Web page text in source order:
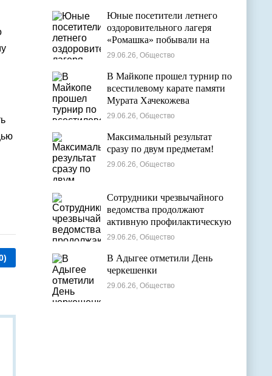
Юные посетители летнего
оздоровительного лагеря
«Ромашка» побывали на
экскурсии в Дондуковском
29.06.26, Общество
В Майкопе прошел турнир по
всестилевому карате памяти
Мурата Хачекожева
29.06.26, Общество
Максимальный результат
сразу по двум предметам!
29.06.26, Общество
Сотрудники чрезвычайного
ведомства продолжают
активную профилактическую
деятельность в детских
29.06.26, Общество
В Адыгее отметили День
черкешенки
29.06.26, Общество